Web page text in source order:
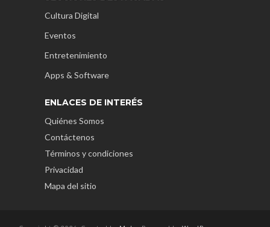
Cultura Digital
Eventos
Entretenimiento
Apps & Software
ENLACES DE INTERÉS
Quiénes Somos
Contáctenos
Términos y condiciones
Privacidad
Mapa del sitio